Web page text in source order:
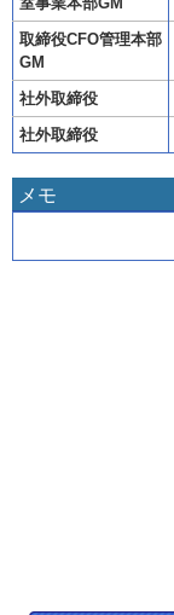
取締役CFO管理本部
GM
社外取締役
社外取締役
メモ